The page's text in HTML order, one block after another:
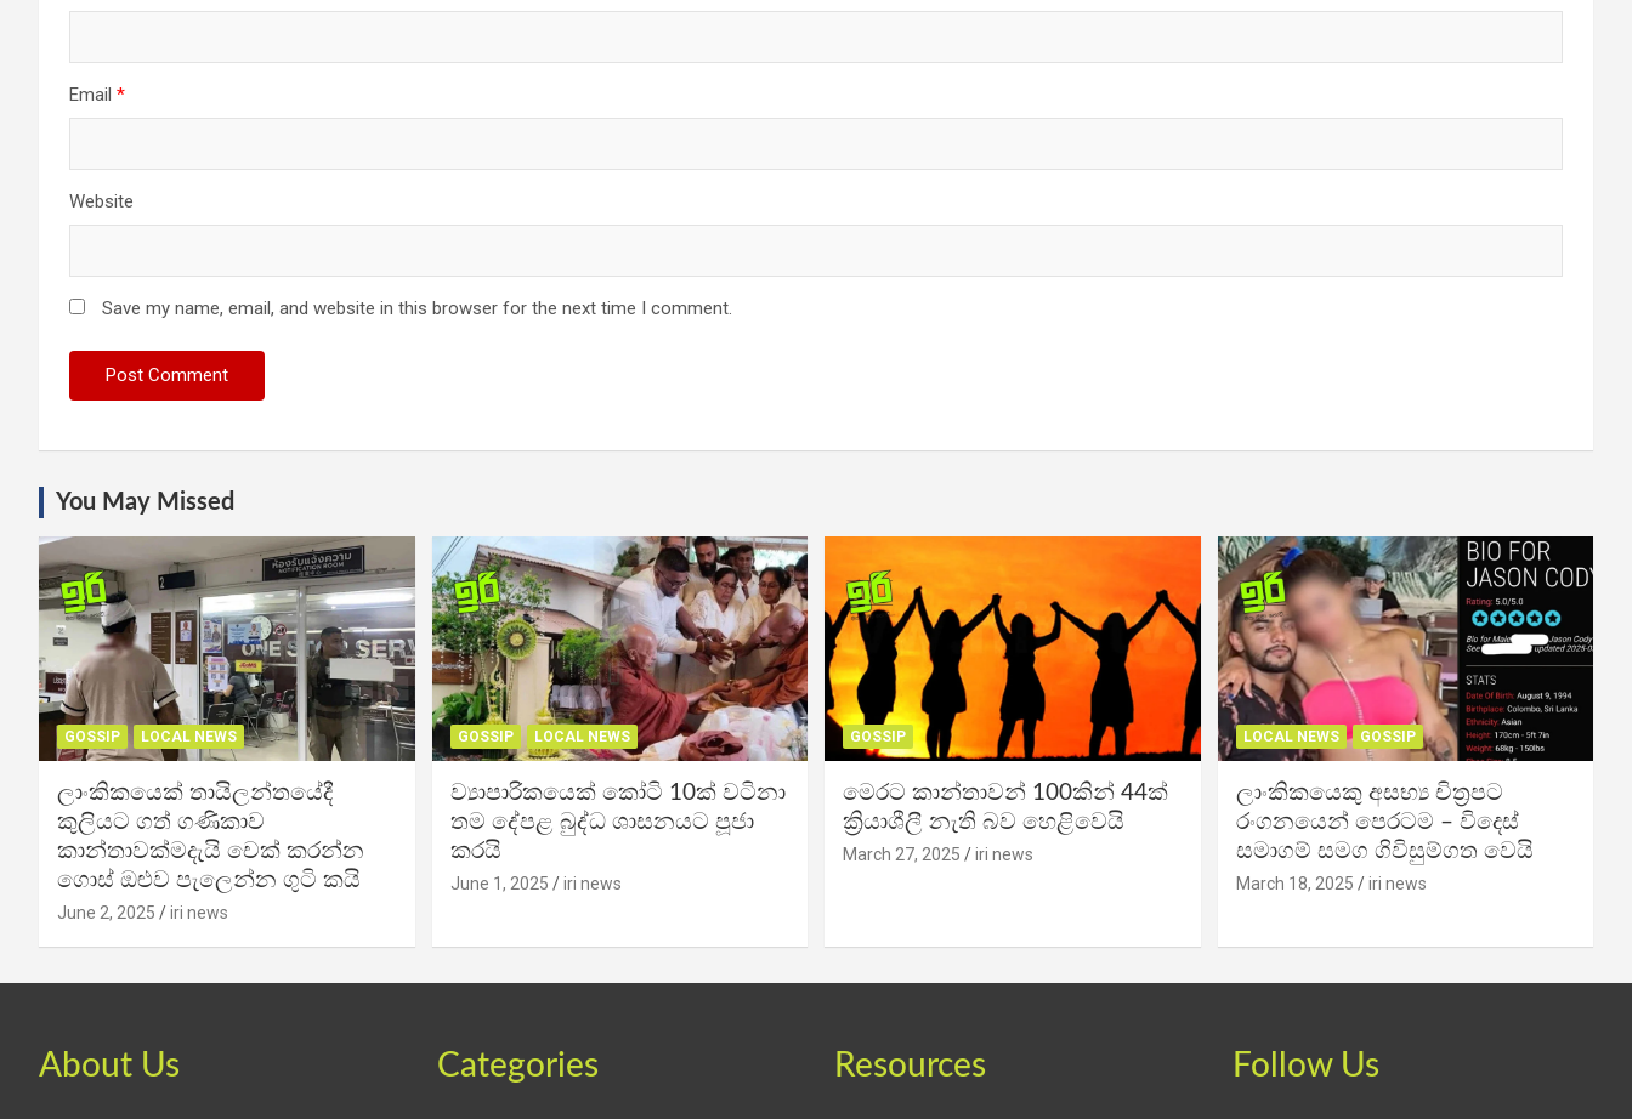
Email *
Website
Save my name, email, and website in this browser for the next time I comment.
You May Missed
GOSSIP LOCAL NEWS
ලාංකිකයෙක් තායිලන්තයේදී
කුලියට ගත් ගණිකාව
කාන්තාවක්මදැයි චෙක් කරන්න
ගොස් ඔළුව පැලෙන්න ගුටි කයි
June 2, 2025 iri news
GOSSIP LOCAL NEWS
ව්‍යාපාරිකයෙක් කෝටි 10ක් වටිනා
තම දේපළ බුද්ධ ශාසනයට පූජා
කරයි
June 1, 2025 iri news
GOSSIP
මෙරට කාන්තාවන් 100කින් 44ක්
ක්‍රියාශීලී නැති බව හෙළිවෙයි
March 27, 2025 iri news
LOCAL NEWS GOSSIP
ලාංකිකයෙකු අසභ්‍ය චිත්‍රපට
රංගනයෙන් පෙරටම – විදෙස්
සමාගම් සමග ගිවිසුම්ගත වෙයි
March 18, 2025 iri news
About Us Categories Resources Follow Us